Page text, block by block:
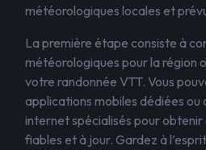
météorologiques locales et
La première étape consiste à
météorologiques pour la région
votre randonnée VTT. Vous
applications mobiles dédiées ou
internet spécialisés pour
fiables et à jour. Gardez à